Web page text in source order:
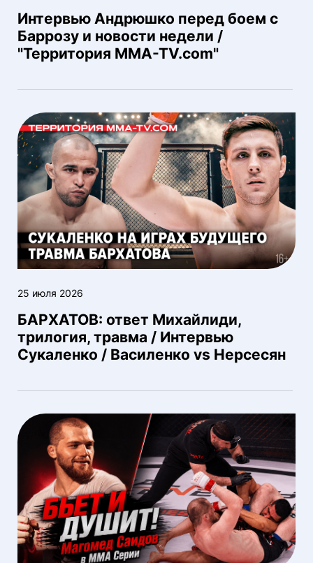
Интервью Андрюшко перед боем с
Баррозу и новости недели /
"Территория MMA-TV.com"
25 июля 2026
БАРХАТОВ: ответ Михайлиди,
трилогия, травма / Интервью
Сукаленко / Василенко vs Нерсесян